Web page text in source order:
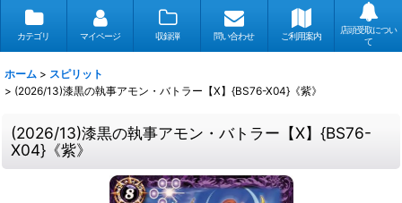
カテゴリ マイページ 収録弾 問い合わせ ご利用案内
店頭受取につい
て
ホーム > スピリット
> (2026/13)漆黒の執事アモン・バトラー【X】{BS76-X04}《紫》
(2026/13)漆黒の執事アモン・バトラー【X】{BS76-
X04}《紫》